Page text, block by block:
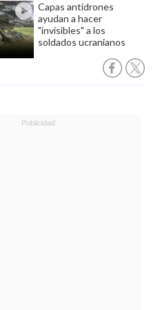
Capas antidrones
ayudan a hacer
"invisibles" a los
soldados ucranianos